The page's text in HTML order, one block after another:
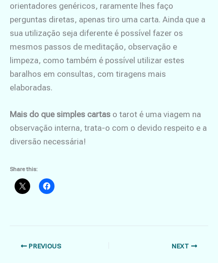
orientadores genéricos, raramente lhes faço
perguntas diretas, apenas tiro uma carta. Ainda que a
sua utilização seja diferente é possível fazer os
mesmos passos de meditação, observação e
limpeza, como também é possível utilizar estes
baralhos em consultas, com tiragens mais
elaboradas.
Mais do que simples cartas o tarot é uma viagem na
observação interna, trata-o com o devido respeito e a
diversão necessária!
Share this:
PREVIOUS NEXT